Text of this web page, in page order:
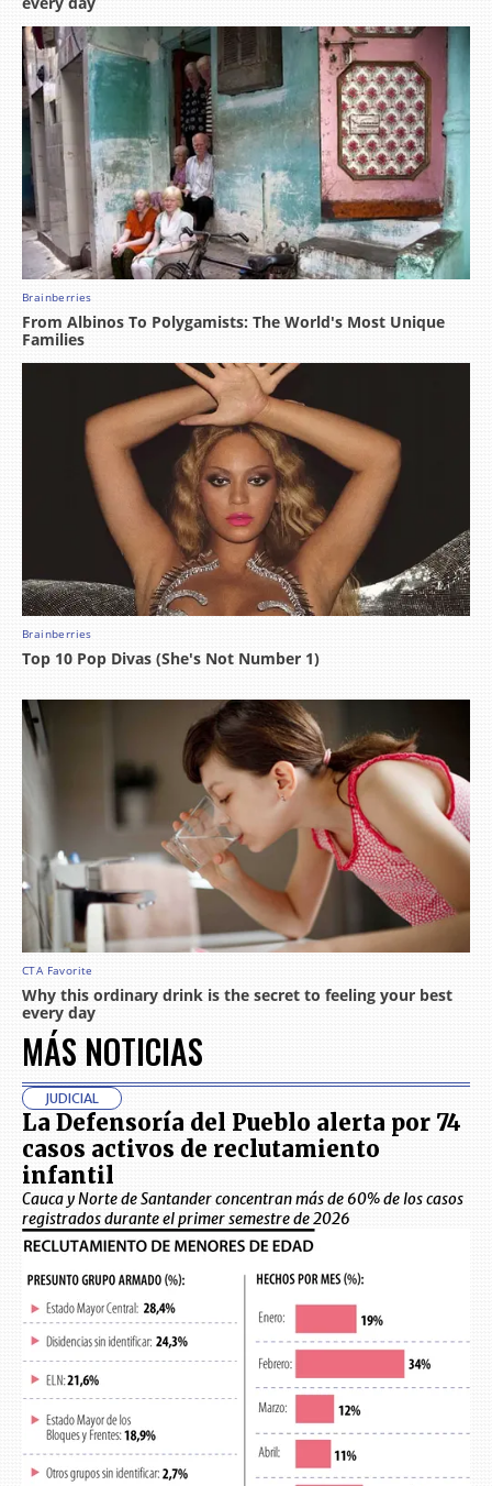
MÁS NOTICIAS
JUDICIAL
La Defensoría del Pueblo alerta por 74
casos activos de reclutamiento
infantil
Cauca y Norte de Santander concentran más de 60% de los casos
registrados durante el primer semestre de 2026